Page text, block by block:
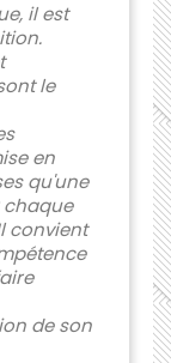
il est
le
en
qu'une
convient
de son